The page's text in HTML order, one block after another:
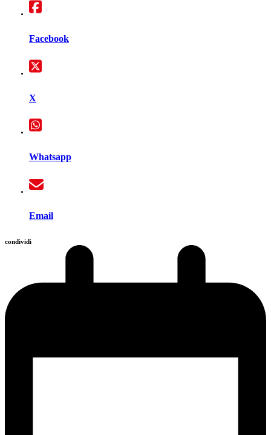
Facebook
X
Whatsapp
Email
condividi